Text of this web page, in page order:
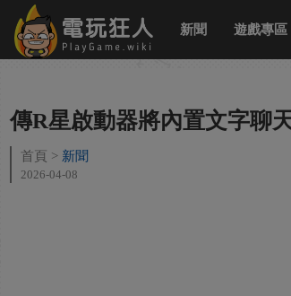
新聞 遊戲專區
傳R星啟動器將內置文字聊
首頁 新聞
2026-04-08